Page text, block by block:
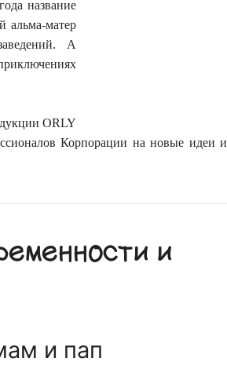
название
альма-матер
А
ORLY
Корпорации на новые идеи и
и
и пап